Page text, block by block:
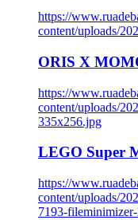
https://
content/uploads/
ORIS X
https://
content/uploads/
335x256.jpg
LEGO Super
https://
content/uploads/
7193-